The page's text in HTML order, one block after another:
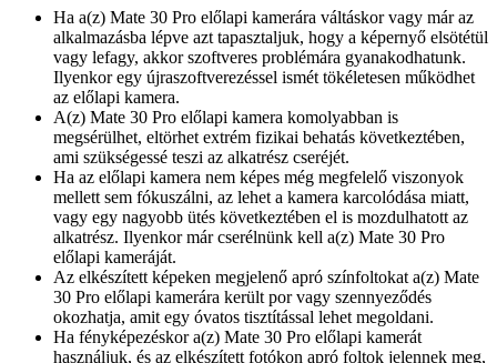
Ha a(z) Mate 30 Pro előlapi kamerára váltáskor vagy már az
alkalmazásba lépve azt tapasztaljuk, hogy a képernyő elsötétül
vagy lefagy, akkor szoftveres problémára gyanakodhatunk.
Ilyenkor egy újraszoftverezéssel ismét tökéletesen működhet
az előlapi kamera.
A(z) Mate 30 Pro előlapi kamera komolyabban is
megsérülhet, eltörhet extrém fizikai behatás következtében,
ami szükségessé teszi az alkatrész cseréjét.
Ha az előlapi kamera nem képes még megfelelő viszonyok
mellett sem fókuszálni, az lehet a kamera karcolódása miatt,
vagy egy nagyobb ütés következtében el is mozdulhatott az
alkatrész. Ilyenkor már cserélnünk kell a(z) Mate 30 Pro
előlapi kameráját.
Az elkészített képeken megjelenő apró színfoltokat a(z) Mate
30 Pro előlapi kamerára került por vagy szennyeződés
okozhatja, amit egy óvatos tisztítással lehet megoldani.
Ha fényképezéskor a(z) Mate 30 Pro előlapi kamerát
használjuk, és az elkészített fotókon apró foltok jelennek meg,